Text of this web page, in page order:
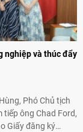
nghiệp và thúc đẩy
Phó Chủ tịch
tiếp ông Chad Ford,
Giấy đăng ký